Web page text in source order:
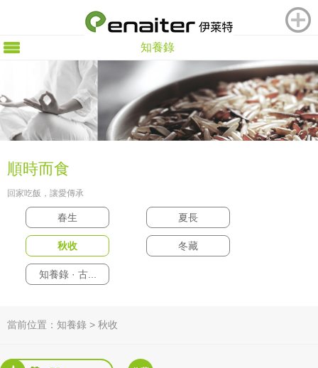
知養錄
順時而食
回家吃飯，讓愛傳承
春生 夏長
秋收 冬藏
知養錄 · 古...
當前位置： 知養錄 > 秋收